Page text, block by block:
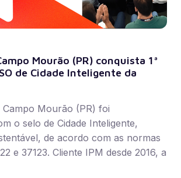
Mourão (PR) conquista 1ª
de Cidade Inteligente da
Mourão (PR) foi
o selo de Cidade Inteligente,
de acordo com as normas
e 37123. Cliente IPM desde 2016, a